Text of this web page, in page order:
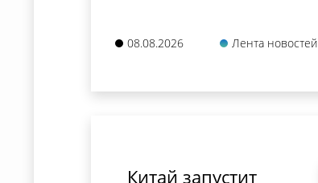
08.08.2026 Лента новостей
Китай запустит